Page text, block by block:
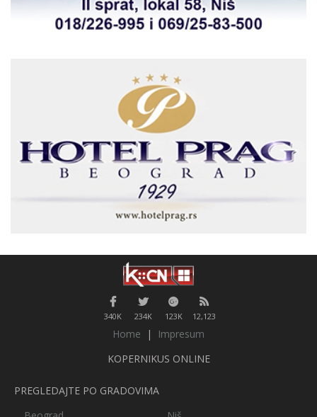
340K 234K 123K 12,123
Home |
Impresum
KOPERNIKUS ONLINE
PREGLEDAJTE PO GRADOVIMA